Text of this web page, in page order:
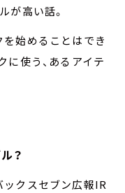
が高い話。
始めることはでき
に使う、あるアイテ
？
クスセブン広報IR